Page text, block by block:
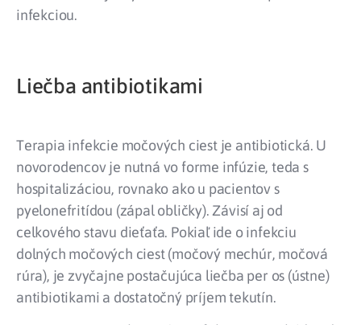
infekciou.
Liečba antibiotikami
Terapia infekcie močových ciest je antibiotická. U
novorodencov je nutná vo forme infúzie, teda s
hospitalizáciou, rovnako ako u pacientov s
pyelonefritídou (zápal obličky). Závisí aj od
celkového stavu dieťaťa. Pokiaľ ide o infekciu
dolných močových ciest (močový mechúr, močová
rúra), je zvyčajne postačujúca liečba per os (ústne)
antibiotikami a dostatočný príjem tekutín.